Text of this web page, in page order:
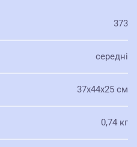
373
середні
37х44х25 см
0,74 кг